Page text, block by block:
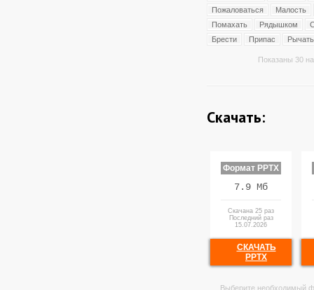
Пожаловаться
Малость
Помахать
Рядышком
Брести
Припас Рычать
Показаны 30
Скачать:
Формат PPTX
7.9 Мб
Скачана 25 раз
Последний раз
15.07.2026
СКАЧАТЬ
PPTX
Выберите необходимый